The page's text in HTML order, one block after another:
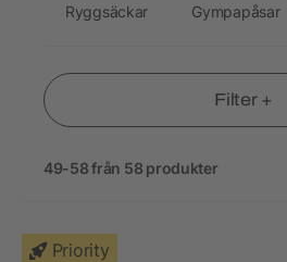
Filter +
49-58 från 58 produkter
Priority
Ryggsäckar Gympapåsar